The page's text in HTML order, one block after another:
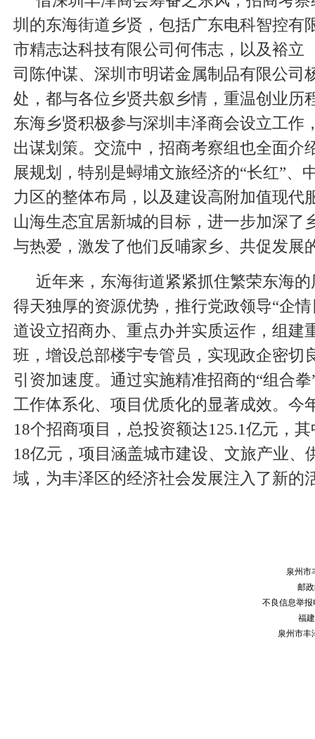
圳的东海街道乡贤，包括广东电科智控有
市精志达科技有限公司何伟志，以及裕立
司陈仲谋、深圳市明诺金属制品有限公司
处，都与各位乡贤共叙乡情，重温创业历
东海乡贤积极参与深圳丰泽商会设立工作
出谋划策。交流中，招商考察组也全面介
展规划，特别是蟳埔文旅经济的“长红”、
力区的整体布局，以及建设高附加值现代
山海生态宜居新城的目标，进一步加深了
与热爱，激发了他们反哺家乡、共促发展
近年来，东海街道紧紧抓住繁荣东海
得天独厚的资源优势，推行党政领导“企
道设立招商办、重点办并实质运作，组建
班，增设总部楼宇专管员，实现政企密切
引资加速度。通过实施精准招商的“组合
工作体系化、项目优质化的显著成效。今
18个招商项目，总投资额达125.1亿元，
18亿元，项目涵盖城市建设、文旅产业、
域，为丰泽区的经济社会发展注入了新的
泉州市
邮
不良信息举报
福
泉州市丰